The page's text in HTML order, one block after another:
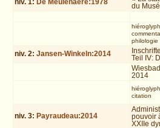
niv. 1: De Meulenaere:1978
du
philologie
niv. 2:Jansen-Winkeln:2014
Teil IV:
2014
citation
niv. 3: Payraudeau:2014
pouvoir
XXIIe